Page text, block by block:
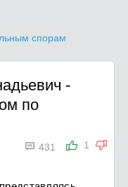
спорам
-
по
1
 431